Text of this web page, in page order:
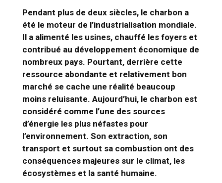
Pendant plus de deux siècles, le charbon a
été le moteur de l’industrialisation mondiale.
Il a alimenté les usines, chauffé les foyers et
contribué au développement économique de
nombreux pays. Pourtant, derrière cette
ressource abondante et relativement bon
marché se cache une réalité beaucoup
moins reluisante. Aujourd’hui, le charbon est
considéré comme l’une des sources
d’énergie les plus néfastes pour
l’environnement. Son extraction, son
transport et surtout sa combustion ont des
conséquences majeures sur le climat, les
écosystèmes et la santé humaine.